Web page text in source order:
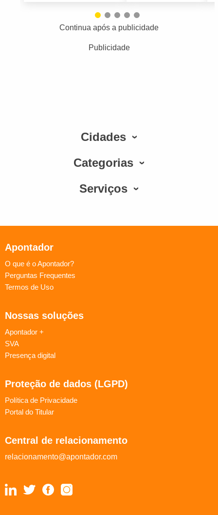
Continua após a publicidade
Publicidade
Cidades
Categorias
Serviços
Apontador
O que é o Apontador?
Perguntas Frequentes
Termos de Uso
Nossas soluções
Apontador +
SVA
Presença digital
Proteção de dados (LGPD)
Política de Privacidade
Portal do Titular
Central de relacionamento
relacionamento@apontador.com